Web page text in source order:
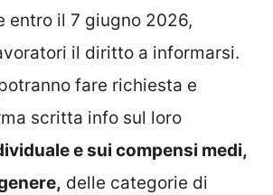
entro il 7 giugno 2026,
il diritto a informarsi.
fare richiesta e
scritta info sul loro
e sui compensi medi,
delle categorie di